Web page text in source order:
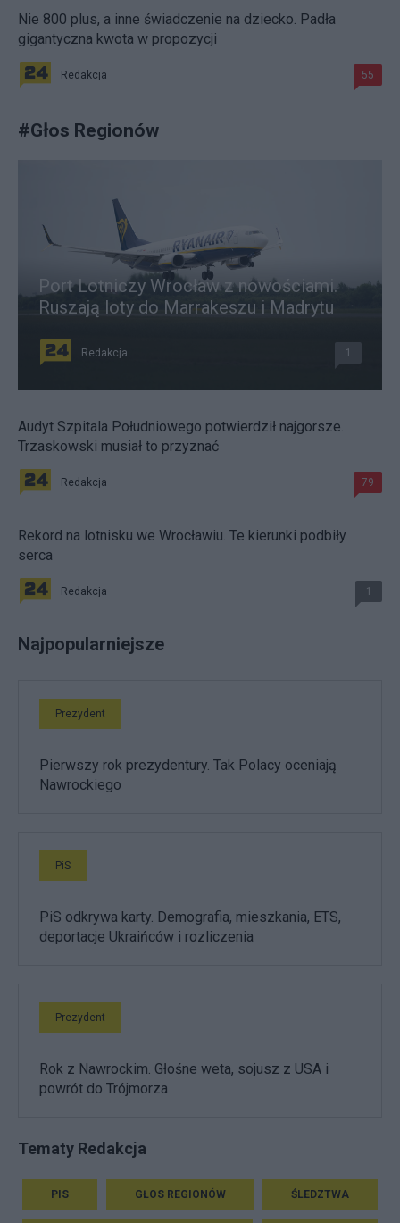
Nie 800 plus, a inne świadczenie na dziecko. Padła
gigantyczna kwota w propozycji
Redakcja 55
#Głos Regionów
Port Lotniczy Wrocław z nowościami.
Ruszają loty do Marrakeszu i Madrytu
Redakcja 1
Audyt Szpitala Południowego potwierdził najgorsze.
Trzaskowski musiał to przyznać
Redakcja 79
Rekord na lotnisku we Wrocławiu. Te kierunki podbiły
serca
Redakcja 1
Najpopularniejsze
Prezydent
Pierwszy rok prezydentury. Tak Polacy oceniają
Nawrockiego
PiS
PiS odkrywa karty. Demografia, mieszkania, ETS,
deportacje Ukraińców i rozliczenia
Prezydent
Rok z Nawrockim. Głośne weta, sojusz z USA i
powrót do Trójmorza
Tematy Redakcja
PIS GŁOS REGIONÓW ŚLEDZTWA